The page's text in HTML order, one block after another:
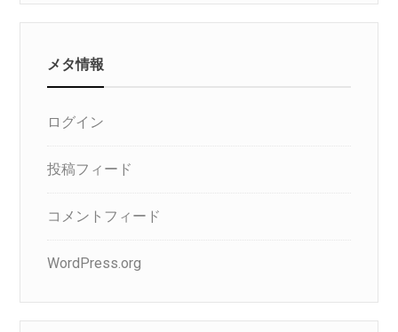
メタ情報
ログイン
投稿フィード
コメントフィード
WordPress.org